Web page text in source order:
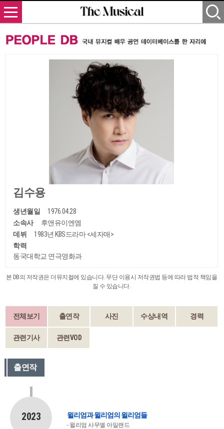
김수용
생년월일
1976.04.28
소속사
후앤유이엔엠
데뷔
1983년 KBS드라마 <세자매>
학력
동국대학교 연극영화과
본 DB의 저작권은 더뮤지컬에 있습니다. 무단 이용시 저작권법 등에 따라 법적 책임을
질 수 있습니다.
전체보기 출연작 사진 수상내역 경력
관련기사 관련VOD
출연작
2023 윌리엄과 윌리엄의 윌리엄들
윌리엄 사무엘 아일랜드